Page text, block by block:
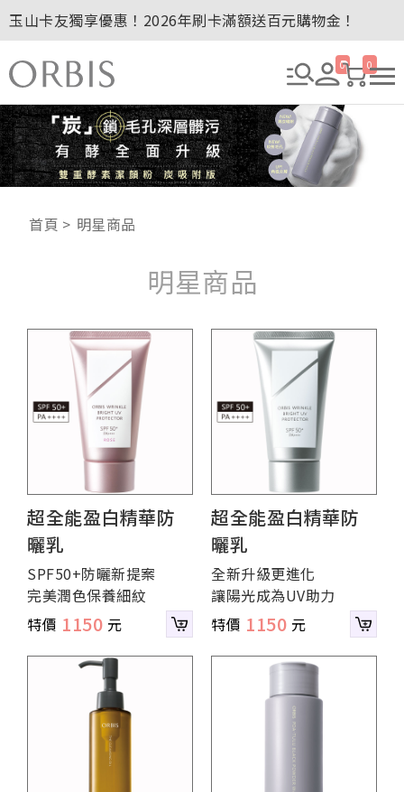
玉山卡友獨享優惠！2026年刷卡滿額送百元購物金！
2027年清新會員募集開跑！
全新回饋！聯邦卡友刷卡滿額送百元購物金！
贈品贈畢公告：ORBIS大理石紋午茶杯
贈品贈畢公告：ORBIS針織手提袋
0 0
首頁 明星商品
明星商品
超全能盈白精華防
曬乳
SPF50+防曬新提案
完美潤色保養細紋
1150
超全能盈白精華防
曬乳
全新升級更進化
讓陽光成為UV助力
1150